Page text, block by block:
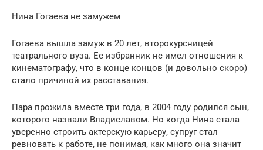
Нина Гогаева не замужем
Гогаева вышла замуж в 20 лет, второкурсницей
театрального вуза. Ее избранник не имел отношения к
кинематографу, что в конце концов (и довольно скоро)
стало причиной их расставания.
Пара прожила вместе три года, в 2004 году родился сын,
которого назвали Владиславом. Но когда Нина стала
уверенно строить актерскую карьеру, супруг стал
ревновать к работе, не понимая, как много она значит